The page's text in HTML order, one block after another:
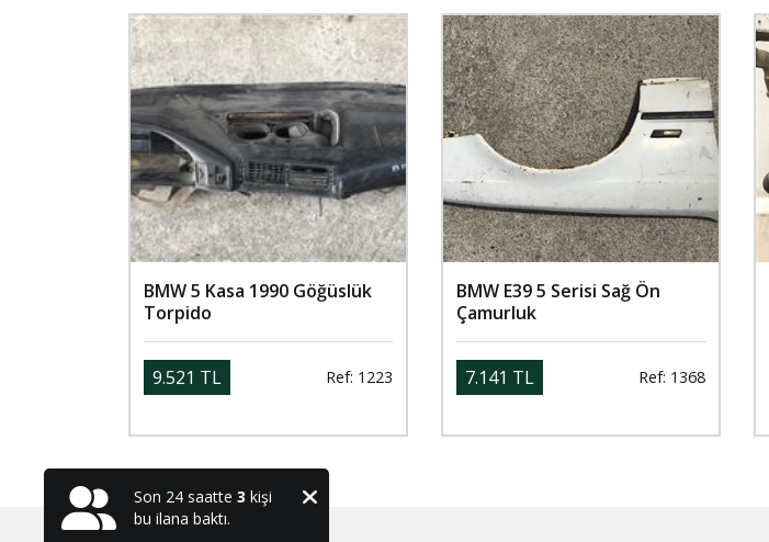
BMW 5 Kasa 1990 Göğüslük
Torpido
9.521 TL Ref: 1223
BMW E39 5 Serisi Sağ Ön
Çamurluk
7.141 TL Ref: 1368
Son 24 saatte 3 kişi
bu ilana baktı.